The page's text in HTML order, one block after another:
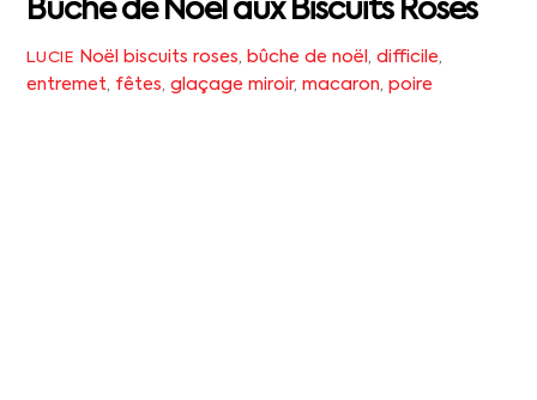
Bûche de Noël aux Biscuits Roses
LUCIE Noël biscuits roses, bûche de noël , difficile,
entremet, fêtes,glaçage miroir,macaron,poire